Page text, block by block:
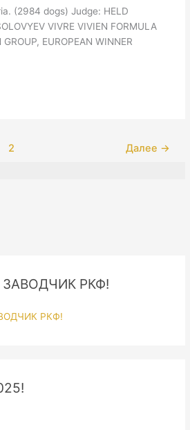
(2984 dogs) Judge: HELD
VIVRE VIVIEN FORMULA
EUROPEAN WINNER
2 Далее →
РКФ!